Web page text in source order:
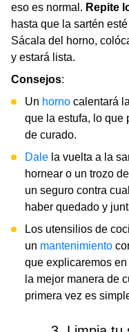
eso es normal. Repite
hasta que la sartén
Sácala del horno,
y estará lista.
Consejos:
Un horno calentará
que la estufa, lo que
de curado.
Dale la vuelta a la
hornear o un trozo
un seguro contra
haber quedado y
Los utensilios de
un mantenimiento
que explicaremos
la mejor manera de
primera vez es